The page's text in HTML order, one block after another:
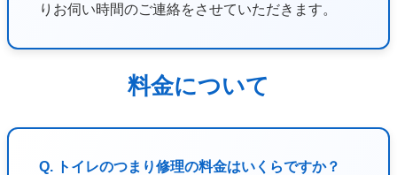
りお伺い時間のご連絡をさせていただきます。
料金について
Q. トイレのつまり修理の料金はいくらですか？